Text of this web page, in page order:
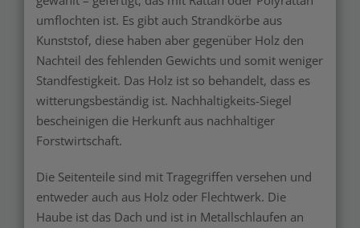
umflochten ist. Es gibt auch Strandkörbe aus
Kunststof, diese haben aber gegenüber Holz den
Nachteil des fehlenden Gewichts und somit weniger
Standfestigkeit. Das Holz ist so behandelt, dass es
witterungsbeständig ist. Nachhaltigkeits-Siegel
bescheinigen die Herkunft aus nachhaltiger
Forstwirtschaft.
Die Seitenteile sind mit Tragegriffen versehen und
entweder auch aus Holz oder Flechtwerk. Die
Haube ist das Dach und ist in Metallschlaufen an